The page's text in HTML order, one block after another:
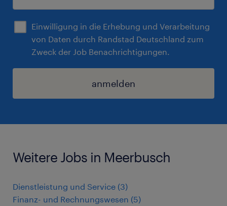
Einwilligung in die Erhebung und Verarbeitung
von Daten durch Randstad Deutschland zum
Zweck der Job Benachrichtigungen.
anmelden
Weitere Jobs in Meerbusch
Dienstleistung und Service (3)
Finanz- und Rechnungswesen (5)